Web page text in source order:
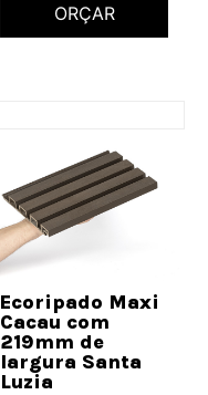
ORÇAR
Ecoripado Maxi
Cacau com
219mm de
largura Santa
Luzia